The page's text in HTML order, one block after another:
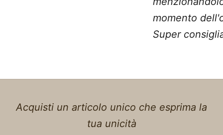
momento
Super
Acquisti un articolo unico che esprima la
tua unicità